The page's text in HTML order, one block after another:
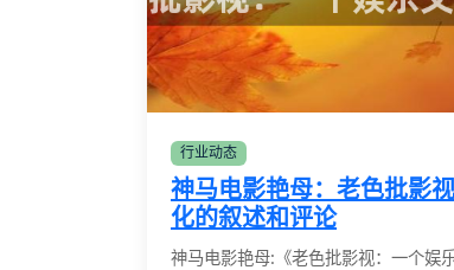
行业动态
神马电影艳母：老色批影
化的叙述和评论
神马电影艳母:《老色批影视：一个娱